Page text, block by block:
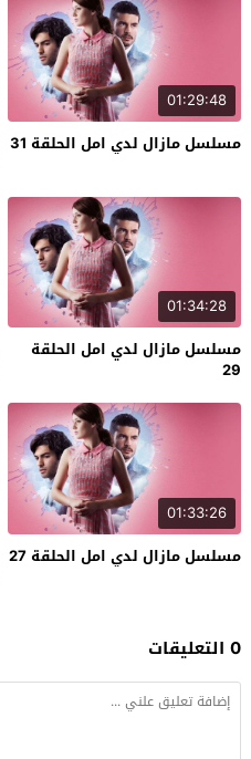
01:29:48
مسلسل مازال لدي امل الحلقة 31
01:34:28
مسلسل مازال لدي امل الحلقة
29
01:33:26
مسلسل مازال لدي امل الحلقة 27
0 التعليقات